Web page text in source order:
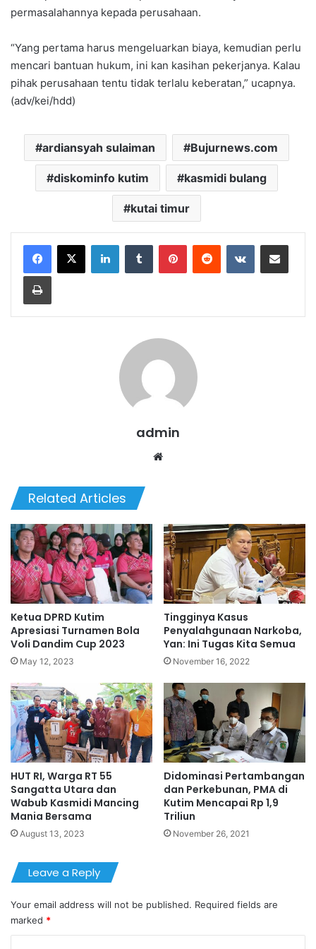
permasalahannya kepada perusahaan.
“Yang pertama harus mengeluarkan biaya, kemudian perlu
mencari bantuan hukum, ini kan kasihan pekerjanya. Kalau
pihak perusahaan tentu tidak terlalu keberatan,” ucapnya.
(adv/kei/hdd)
ardiansyah sulaiman Bujurnews.com
diskominfo kutim kasmidi bulang
kutai timur
LinkedInTumblr PinterestReddit VKontakteShare via Email
Print
admin
Related Articles
Ketua DPRD Kutim
Apresiasi Turnamen Bola
Voli Dandim Cup 2023
May 12, 2023
Tingginya Kasus
Penyalahgunaan Narkoba,
Yan: Ini Tugas Kita Semua
November 16, 2022
HUT RI, Warga RT 55
Sangatta Utara dan
Wabub Kasmidi Mancing
Mania Bersama
August 13, 2023
Didominasi Pertambangan
dan Perkebunan, PMA di
Kutim Mencapai Rp 1,9
Triliun
November 26, 2021
Leave a Reply
Your email address will not be published. Required fields are
marked *